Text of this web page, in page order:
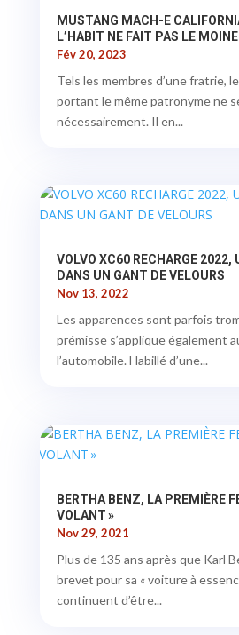
MUSTANG MACH-E
L’HABIT NE FAIT PAS LE MOINE
Fév 20, 2023
Tels les membres d’une fratrie,
portant le même patronyme ne
nécessairement. Il en...
VOLVO XC60 RECHARGE 2022,
DANS UN GANT DE VELOURS
Nov 13, 2022
Les apparences sont parfois
prémisse s’applique également
l’automobile. Habillé d’une...
BERTHA BENZ, LA PREMIÈRE
VOLANT »
Nov 29, 2021
Plus de 135 ans après que Karl
brevet pour sa « voiture à
continuent d’être...